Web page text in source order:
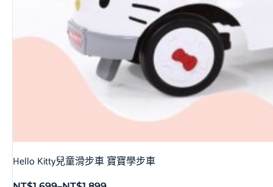
Hello Kitty兒童滑步車 寶寶學步車